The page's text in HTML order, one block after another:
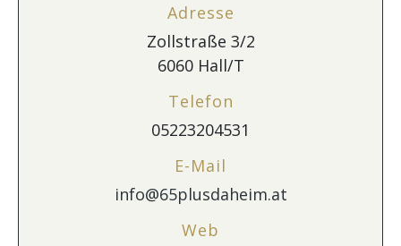
Adresse
Zollstraße 3/2
6060 Hall/T
Telefon
05223204531
E-Mail
info@65plusdaheim.at
Web